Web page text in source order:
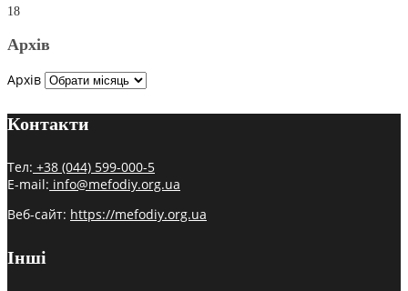
18
Архів
Архів
Контакти
Тел: +38 (044) 599-000-5
E-mail: info@mefodiy.org.ua
Веб-сайт: https://mefodiy.org.ua
Інші